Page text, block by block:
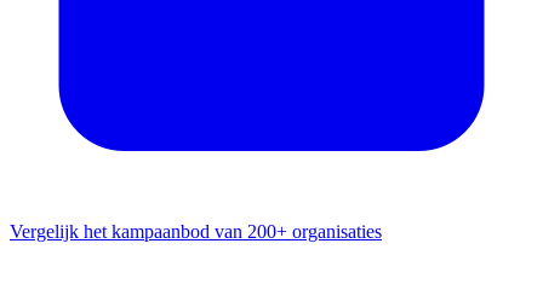
Vergelijk het kampaanbod van 200+ organisaties